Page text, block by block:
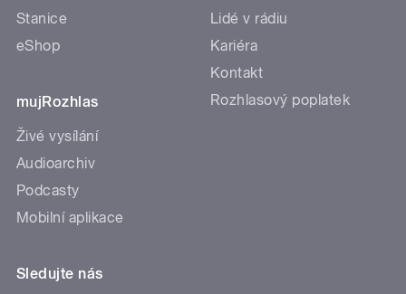
Stanice
eShop
mujRozhlas
Živé vysílání
Audioarchiv
Podcasty
Mobilní aplikace
Lidé v rádiu
Kariéra
Kontakt
Rozhlasový poplatek
Sledujte nás